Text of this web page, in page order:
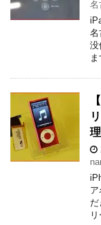
名
名
没